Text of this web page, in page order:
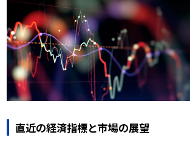
直近の経済指標と市場の展望